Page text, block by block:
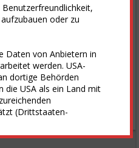
oder zu
Daten von Anbietern in
werden. USA-
dortige Behörden
die USA als ein Land mit
(Drittstaaten-